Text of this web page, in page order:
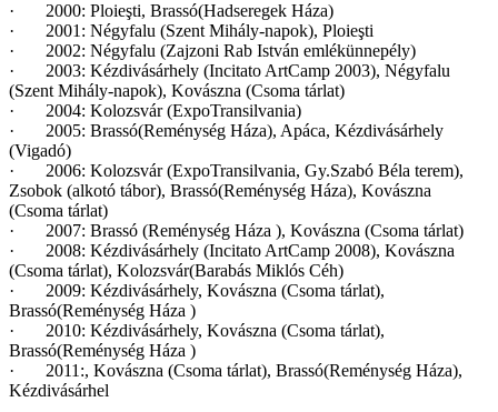
· 2000: Ploieşti, Brassó(Hadseregek Háza)
· 2001: Négyfalu (Szent Mihály-napok), Ploieşti
· 2002: Négyfalu (Zajzoni Rab István emlékünnepély)
· 2003: Kézdivásárhely (Incitato ArtCamp 2003), Négyfalu
(Szent Mihály-na­pok), Kovászna (Csoma tárlat)
· 2004: Kolozsvár (ExpoTransilvania)
· 2005: Brassó(Reménység Háza), Apáca, Kézdivásárhely
(Vigadó)
· 2006: Kolozsvár (ExpoTransilvania, Gy.Szabó Béla terem),
Zsobok (alkotó tábor), Brassó(Reménység Háza), Kovászna
(Csoma tárlat)
· 2007: Brassó (Reménység Háza ), Kovászna (Csoma tárlat)
· 2008: Kézdivásárhely (Incitato ArtCamp 2008), Kovászna
(Csoma tárlat), Kolozsvár(Barabás Miklós Céh)
· 2009: Kézdivásárhely, Kovászna (Csoma tárlat),
Brassó(Reménység Háza )
· 2010: Kézdivásárhely, Kovászna (Csoma tárlat),
Brassó(Reménység Háza )
· 2011:, Kovászna (Csoma tárlat), Brassó(Reménység Háza),
Kézdivásárhel